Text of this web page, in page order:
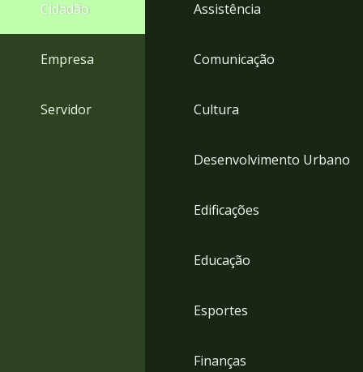
Cidadão
Empresa
Servidor
Assistência
Comunicação
Cultura
Desenvolvimento Urbano
Edificações
Educação
Esportes
Finanças